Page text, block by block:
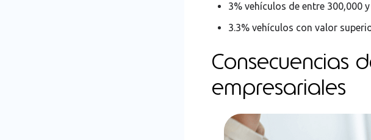
3% vehículos de entre 300,000
3.3% vehículos con valor
Consecuencias
empresariales